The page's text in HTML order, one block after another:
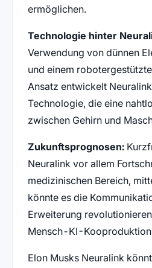
ermöglichen.
Technologie hinter
Verwendung von dünnen
und einem
Ansatz entwickelt
Technologie, die eine
zwischen Gehirn und
Zukunftsprognosen:
Neuralink vor allem
medizinischen Bereich,
könnte es die
Erweiterung
Mensch-KI-
Elon Musks Neuralink